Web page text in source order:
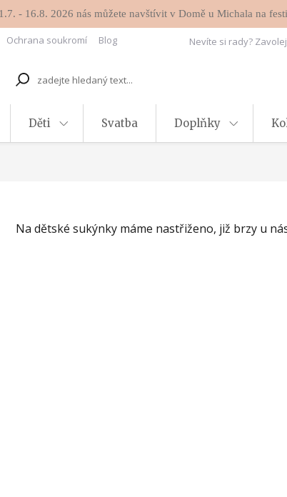
- 16.8. 2026 nás můžete navštívit v Domě u Michala na
Ochrana soukromí Blog Nevíte si rady?
Děti Svatba Doplňky
Na dětské sukýnky máme nastřiženo, již brzy u